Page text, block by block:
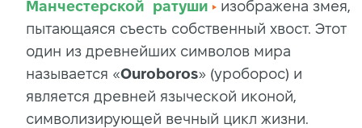
Манчестерской ратуши
изображена змея,
пытающаяся съесть собственный хвост. Этот
один из древнейших символов мира
называется «Ouroboros» (уроборос) и
является древней языческой иконой,
символизирующей вечный цикл жизни.